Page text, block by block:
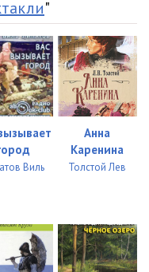
"
Виль
Анна
Каренина
Толстой Лев